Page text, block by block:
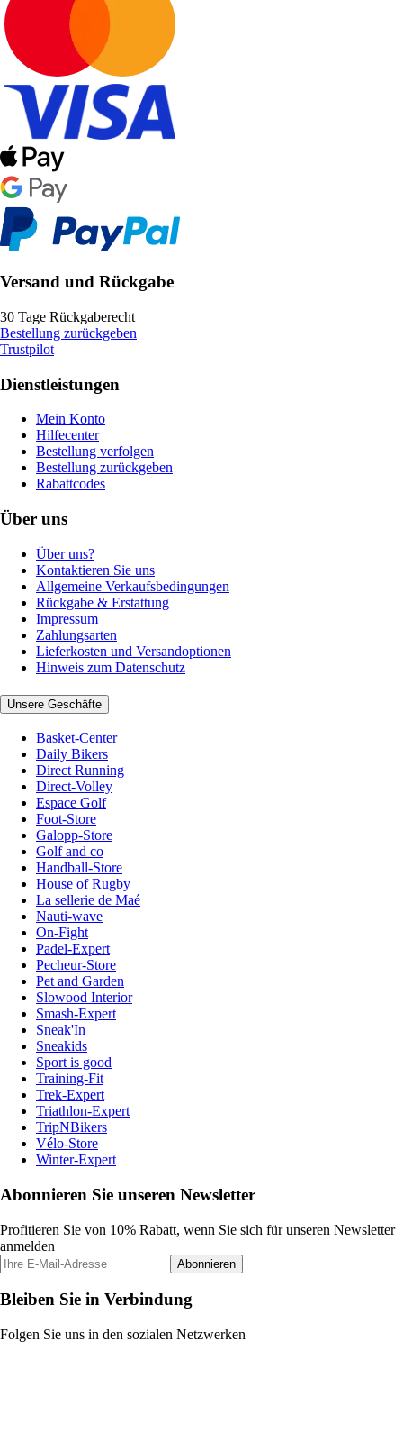
Versand und Rückgabe
30 Tage Rückgaberecht
Bestellung zurückgeben
Trustpilot
Dienstleistungen
Mein Konto
Hilfecenter
Bestellung verfolgen
Bestellung zurückgeben
Rabattcodes
Über uns
Über uns?
Kontaktieren Sie uns
Allgemeine Verkaufsbedingungen
Rückgabe & Erstattung
Impressum
Zahlungsarten
Lieferkosten und Versandoptionen
Hinweis zum Datenschutz
Unsere Geschäfte
Basket-Center
Daily Bikers
Direct Running
Direct-Volley
Espace Golf
Foot-Store
Galopp-Store
Golf and co
Handball-Store
House of Rugby
La sellerie de Maé
Nauti-wave
On-Fight
Padel-Expert
Pecheur-Store
Pet and Garden
Slowood Interior
Smash-Expert
Sneak'In
Sneakids
Sport is good
Training-Fit
Trek-Expert
Triathlon-Expert
TripNBikers
Vélo-Store
Winter-Expert
Abonnieren Sie unseren Newsletter
Profitieren Sie von 10% Rabatt, wenn Sie sich für unseren Newsletter
anmelden
Abonnieren
Bleiben Sie in Verbindung
Folgen Sie uns in den sozialen Netzwerken